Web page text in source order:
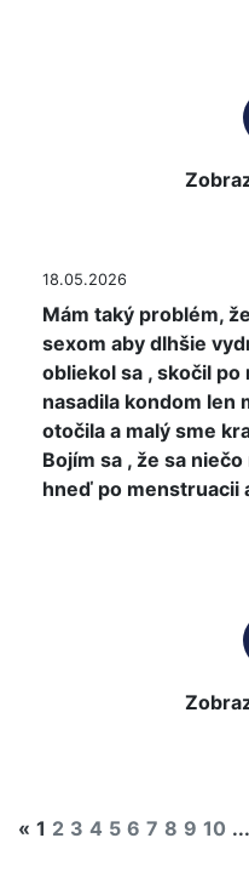
18.05.2026
Mám taký problém,
sexom aby dlhšie
obliekol sa , skočil
nasadila kondom len
otočila a malý sme
Bojím sa , že sa
hneď po menstruacii
« 1 2 3 4 5 6 7 8 9 10 ...